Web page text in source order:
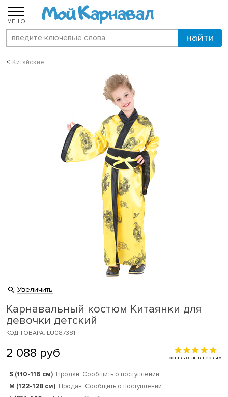
МЕНЮ
Китайские
Увеличить
Карнавальный костюм Китаянки для
девочки детский
КОД ТОВАРА: LU087381
2 088 руб оставь отзыв первым
S (110-116 см) Продан Сообщить о поступлении
M (122-128 см) Продан Сообщить о поступлении